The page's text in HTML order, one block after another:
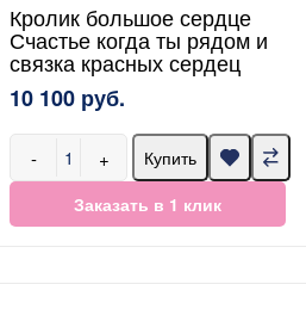
Кролик большое сердце
Счастье когда ты рядом и
связка красных сердец
10 100 руб.
- +
Купить
Заказать в 1 клик